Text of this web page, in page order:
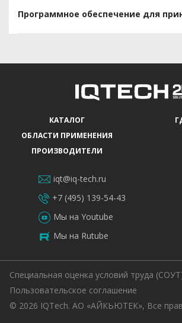
Программное обеспечение для
КАТАЛОГ
ОБЛАСТИ ПРИМЕНЕНИЯ
ПРОИЗВОДИТЕЛИ
iqt@iq-tech.ru
+7 (495) 139-54-43
Мы на Youtube
Мы на Rutube
Специальная оценка условий труда
Пользовательское соглашение
© 2026 IQTech. АО «АЙКЬЮТЕК», Все